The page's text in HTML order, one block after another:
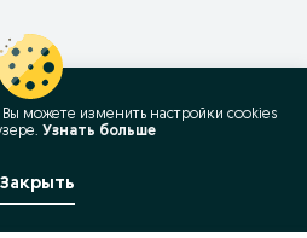
Вы можете изменить настройки cookies
Узнать больше
Закрыть